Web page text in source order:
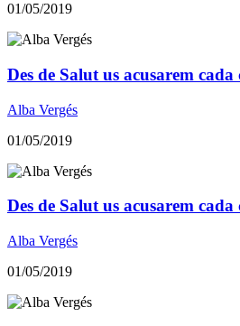
01/05/2019
Des de Salut us acusarem
Alba Vergés
01/05/2019
Des de Salut us acusarem
Alba Vergés
01/05/2019